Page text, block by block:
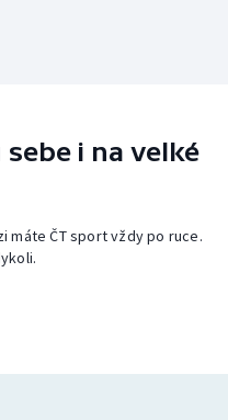
i na velké
máte ČT sport vždy po ruce.